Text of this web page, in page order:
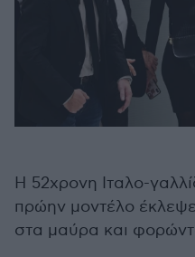
Η 52χρονη Ιταλο-
πρώην μοντέλο
στα μαύρα και